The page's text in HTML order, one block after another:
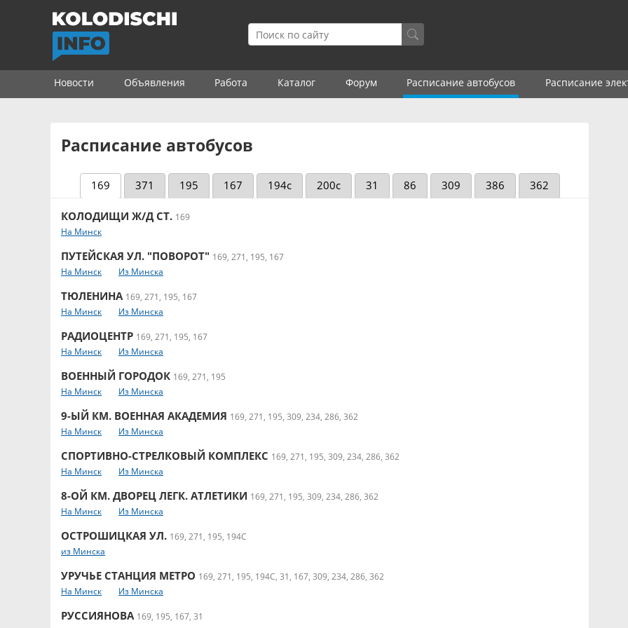
Новости Объявления Работа Каталог Форум Расписание автобусов Расписание
Расписание автобусов
169 371 195 167 194с 200с 31 86 309 386 362
КОЛОДИЩИ Ж/Д СТ. 169
На Минск
ПУТЕЙСКАЯ УЛ. "ПОВОРОТ" 169, 271, 195, 167
На Минск
Из Минска
ТЮЛЕНИНА 169, 271, 195, 167
На Минск
Из Минска
РАДИОЦЕНТР 169, 271, 195, 167
На Минск
Из Минска
ВОЕННЫЙ ГОРОДОК 169, 271, 195
На Минск
Из Минска
9-ЫЙ КМ. ВОЕННАЯ АКАДЕМИЯ 169, 271, 195, 309, 234, 286, 362
На Минск
Из Минска
СПОРТИВНО-СТРЕЛКОВЫЙ КОМПЛЕКС 169, 271, 195, 309, 234, 286, 362
На Минск
Из Минска
8-ОЙ КМ. ДВОРЕЦ ЛЕГК. АТЛЕТИКИ 169, 271, 195, 309, 234, 286, 362
На Минск
Из Минска
ОСТРОШИЦКАЯ УЛ. 169, 271, 195, 194С
из Минска
УРУЧЬЕ СТАНЦИЯ МЕТРО 169, 271, 195, 194С, 31, 167, 309, 234, 286, 362
На Минск
Из Минска
РУССИЯНОВА 169, 195, 167, 31